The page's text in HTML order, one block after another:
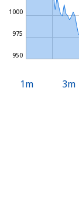
950
975
1000
1m 3m